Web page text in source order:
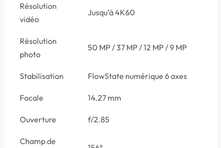
Résolution
vidéo
Jusqu’à 4K60
Résolution
photo
50 MP / 37 MP / 12 MP / 9 MP
Stabilisation FlowState numérique 6 axes
Focale 14.27 mm
Ouverture f/2.85
Champ de